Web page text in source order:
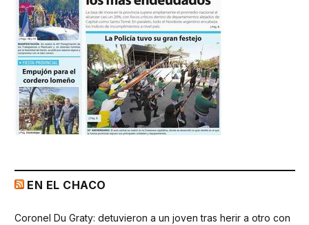
EN EL CHACO
Coronel Du Graty: detuvieron a un joven tras herir a otro con